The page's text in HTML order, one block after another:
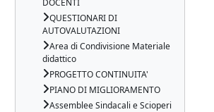
DOCENTI
QUESTIONARI DI
AUTOVALUTAZIONI
Area di Condivisione Materiale
didattico
PROGETTO CONTINUITA'
PIANO DI MIGLIORAMENTO
Assemblee Sindacali e Scioperi